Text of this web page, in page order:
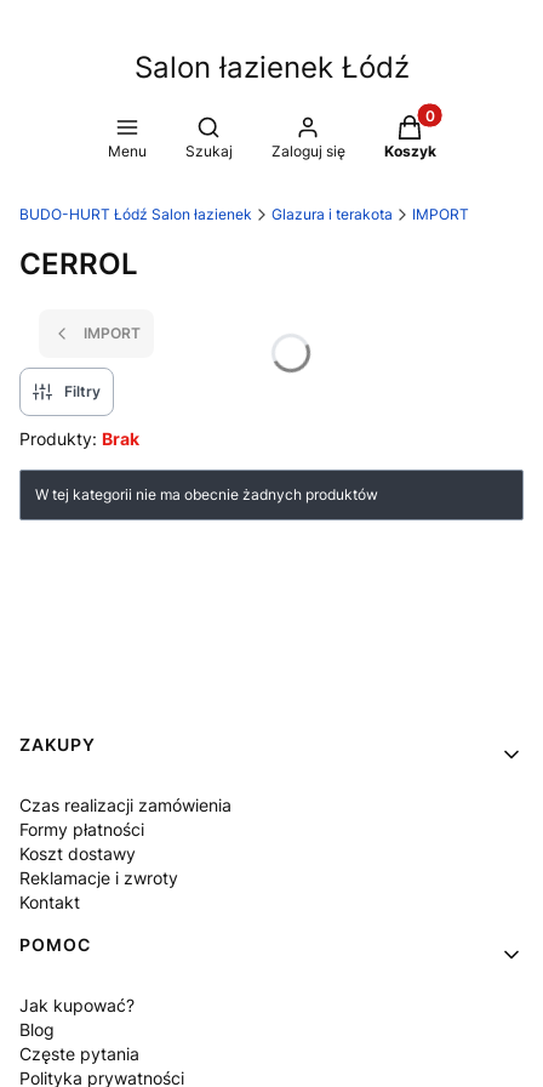
Salon łazienek Łódź
Menu
Otwórz wyszukiwarkę
Szukaj Zaloguj się
Produkty w
Koszyk
BUDO-HURT Łódź Salon łazienek Glazura i terakota IMPORT
CERROL
IMPORT
Filtry
Produkty: Brak
Lista produktów
W tej kategorii nie ma obecnie żadnych produktów
Linki w stopce
ZAKUPY
Czas realizacji zamówienia
Formy płatności
Koszt dostawy
Reklamacje i zwroty
Kontakt
POMOC
Jak kupować?
Blog
Częste pytania
Polityka prywatności